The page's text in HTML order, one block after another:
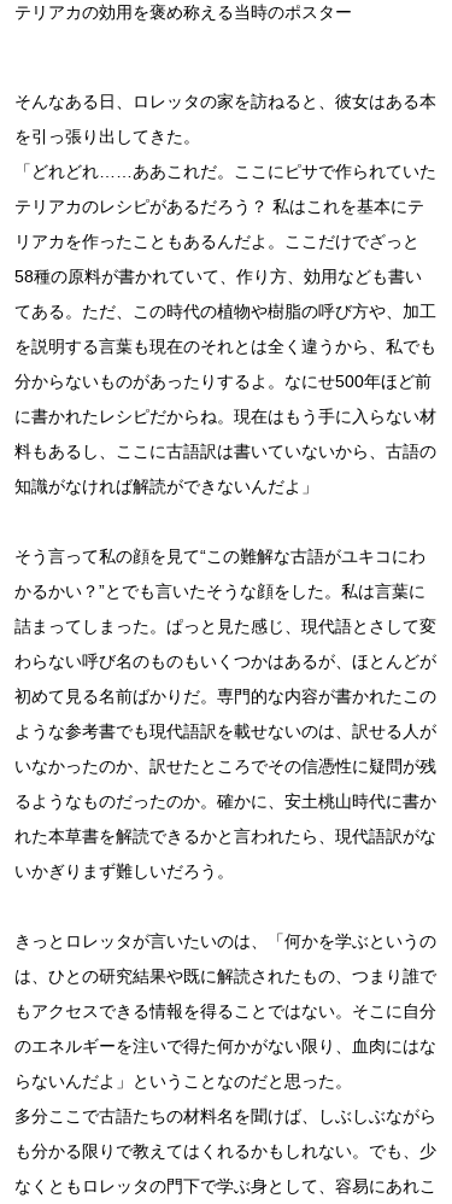
テリアカの効用を褒め称える当時のポスター
そんなある日、ロレッタの家を訪ねると、彼女はある本
を引っ張り出してきた。
「どれどれ……ああこれだ。ここにピサで作られていた
テリアカのレシピがあるだろう？ 私はこれを基本にテ
リアカを作ったこともあるんだよ。ここだけでざっと
58種の原料が書かれていて、作り方、効用なども書い
てある。ただ、この時代の植物や樹脂の呼び方や、加工
を説明する言葉も現在のそれとは全く違うから、私でも
分からないものがあったりするよ。なにせ500年ほど前
に書かれたレシピだからね。現在はもう手に入らない材
料もあるし、ここに古語訳は書いていないから、古語の
知識がなければ解読ができないんだよ」
そう言って私の顔を見て“この難解な古語がユキコにわ
かるかい？”とでも言いたそうな顔をした。私は言葉に
詰まってしまった。ぱっと見た感じ、現代語とさして変
わらない呼び名のものもいくつかはあるが、ほとんどが
初めて見る名前ばかりだ。専門的な内容が書かれたこの
ような参考書でも現代語訳を載せないのは、訳せる人が
いなかったのか、訳せたところでその信憑性に疑問が残
るようなものだったのか。確かに、安土桃山時代に書か
れた本草書を解読できるかと言われたら、現代語訳がな
いかぎりまず難しいだろう。
きっとロレッタが言いたいのは、「何かを学ぶというの
は、ひとの研究結果や既に解読されたもの、つまり誰で
もアクセスできる情報を得ることではない。そこに自分
のエネルギーを注いで得た何かがない限り、血肉にはな
らないんだよ」ということなのだと思った。
多分ここで古語たちの材料名を聞けば、しぶしぶながら
も分かる限りで教えてはくれるかもしれない。でも、少
なくともロレッタの門下で学ぶ身として、容易にあれこ